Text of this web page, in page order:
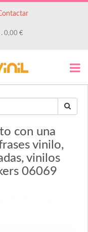
0,00 €
con una
vinilo,
vinilos
06069